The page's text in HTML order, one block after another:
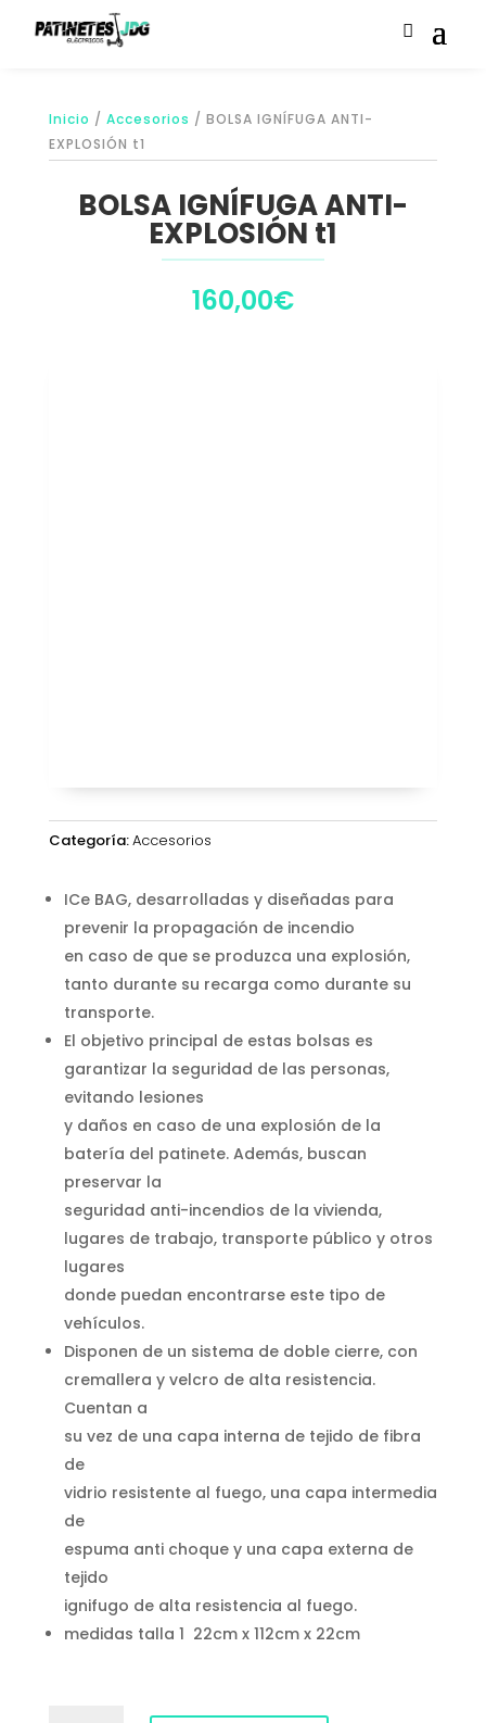
Inicio / Accesorios / BOLSA IGNÍFUGA ANTI-
EXPLOSIÓN t1
BOLSA IGNÍFUGA ANTI-
EXPLOSIÓN t1
160,00€
Categoría:Accesorios
ICe BAG, desarrolladas y diseñadas para
prevenir la propagación de incendio
en caso de que se produzca una explosión,
tanto durante su recarga como durante su
transporte.
El objetivo principal de estas bolsas es
garantizar la seguridad de las personas,
evitando lesiones
y daños en caso de una explosión de la
batería del patinete. Además, buscan
preservar la
seguridad anti-incendios de la vivienda,
lugares de trabajo, transporte público y otros
lugares
donde puedan encontrarse este tipo de
vehículos.
Disponen de un sistema de doble cierre, con
cremallera y velcro de alta resistencia.
Cuentan a
su vez de una capa interna de tejido de fibra
de
vidrio resistente al fuego, una capa intermedia
de
espuma anti choque y una capa externa de
tejido
ignifugo de alta resistencia al fuego.
medidas talla 1 22cm x 112cm x 22cm